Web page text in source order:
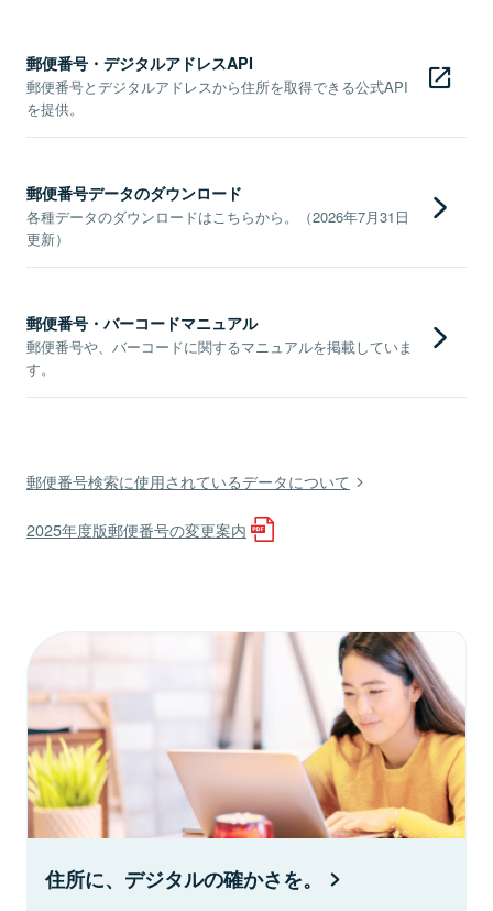
郵便番号・デジタルアドレスAPI
郵便番号とデジタルアドレスから住所を取得できる公式API
を提供。
郵便番号データのダウンロード
各種データのダウンロードはこちらから。（2026年7月31日
更新）
郵便番号・バーコードマニュアル
郵便番号や、バーコードに関するマニュアルを掲載していま
す。
郵便番号検索に使用されているデータについて
2025年度版郵便番号の変更案内
住所に、デジタルの確かさを。